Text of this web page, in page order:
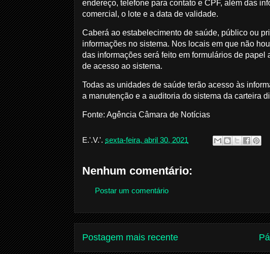
endereço, telefone para contato e CPF, além das
comercial, o lote e a data de validade.
Caberá ao estabelecimento de saúde, público ou
informações no sistema. Nos locais em que não
das informações será feito em formulários de
de acesso ao sistema.
Todas as unidades de saúde terão acesso às
a manutenção e a auditoria do sistema da carteira
Fonte: Agência Câmara de Notícias
E.'.V.'. sexta-feira, abril 30, 2021
Nenhum comentário:
Postar um comentário
Postagem mais recente